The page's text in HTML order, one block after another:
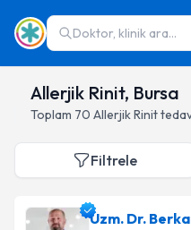
Doktor, klinik ara...
Allerjik Rinit, Bursa
Toplam 70 Allerjik Rinit
Filtrele
Uzm. Dr.